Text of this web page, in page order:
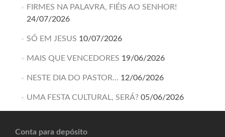
FIRMES NA PALAVRA, FIÉIS AO SENHOR!
24/07/2026
SÓ EM JESUS 10/07/2026
MAIS QUE VENCEDORES 19/06/2026
NESTE DIA DO PASTOR… 12/06/2026
UMA FESTA CULTURAL, SERÁ? 05/06/2026
Conta para depósito